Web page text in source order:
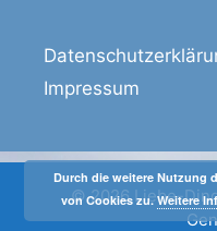
Impressum
© 2026 Liebe-
Durch die weitere Nutzung
von Cookies zu.Weitere